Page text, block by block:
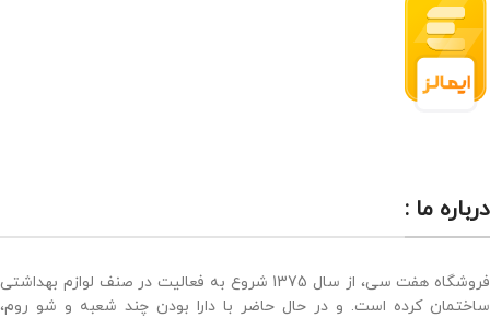
درباره ما :
فروشگاه هفت سی، از سال 1375 شروع به فعالیت در صنف لوازم بهداشتی
ساختمان کرده است. و در حال حاضر با دارا بودن چند شعبه و شو روم،